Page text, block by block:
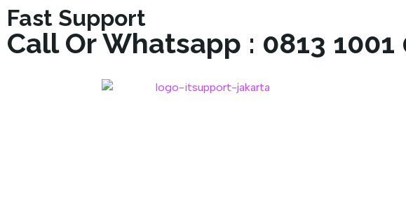
Fast Support
Call Or Whatsapp : 0813 1001